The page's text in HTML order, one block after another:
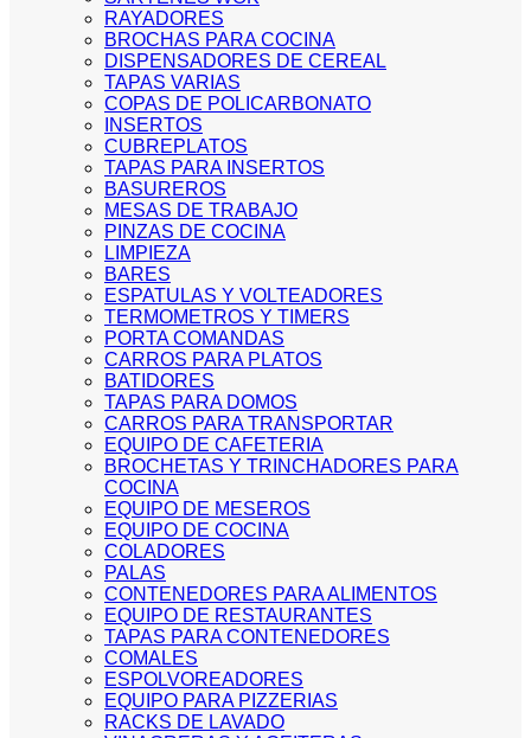
RAYADORES
BROCHAS PARA COCINA
DISPENSADORES DE CEREAL
TAPAS VARIAS
COPAS DE POLICARBONATO
INSERTOS
CUBREPLATOS
TAPAS PARA INSERTOS
BASUREROS
MESAS DE TRABAJO
PINZAS DE COCINA
LIMPIEZA
BARES
ESPATULAS Y VOLTEADORES
TERMOMETROS Y TIMERS
PORTA COMANDAS
CARROS PARA PLATOS
BATIDORES
TAPAS PARA DOMOS
CARROS PARA TRANSPORTAR
EQUIPO DE CAFETERIA
BROCHETAS Y TRINCHADORES PARA
COCINA
EQUIPO DE MESEROS
EQUIPO DE COCINA
COLADORES
PALAS
CONTENEDORES PARA ALIMENTOS
EQUIPO DE RESTAURANTES
TAPAS PARA CONTENEDORES
COMALES
ESPOLVOREADORES
EQUIPO PARA PIZZERIAS
RACKS DE LAVADO